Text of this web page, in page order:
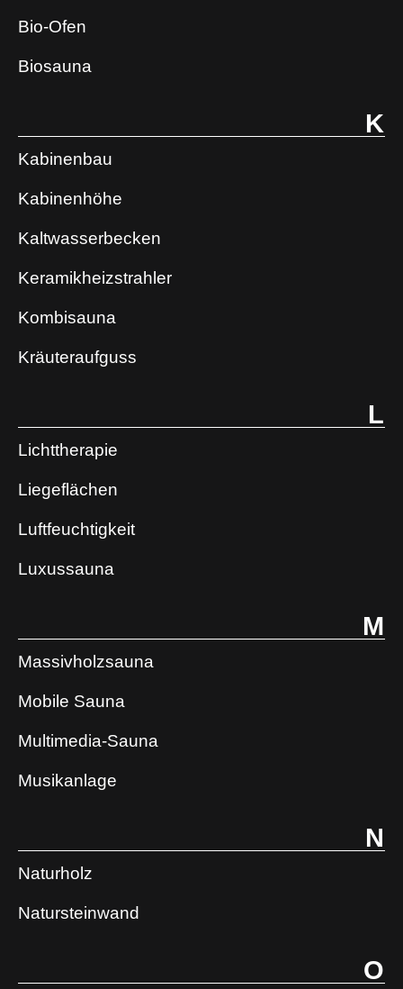
Bio-Ofen
Biosauna
K
Kabinenbau
Kabinenhöhe
Kaltwasserbecken
Keramikheizstrahler
Kombisauna
Kräuteraufguss
L
Lichttherapie
Liegeflächen
Luftfeuchtigkeit
Luxussauna
M
Massivholzsauna
Mobile Sauna
Multimedia-Sauna
Musikanlage
N
Naturholz
Natursteinwand
O